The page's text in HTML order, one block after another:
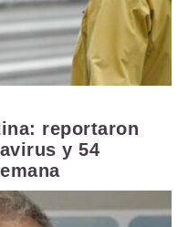
reportaron
y 54